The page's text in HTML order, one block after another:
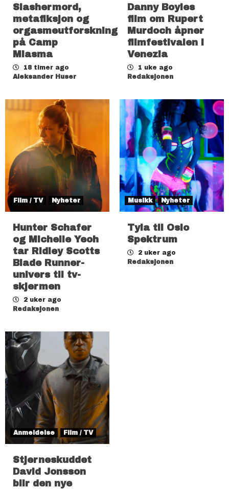
Slashermord,
metafiksjon og
orgasmeutforskning
på Camp
Miasma
18 timer ago
Aleksander Huser
Danny Boyles
film om Rupert
Murdoch åpner
filmfestivalen i
Venezia
1 uke ago
Redaksjonen
Film / TV Nyheter
Hunter Schafer
og Michelle Yeoh
tar Ridley Scotts
Blade Runner-
univers til tv-
skjermen
2 uker ago
Redaksjonen
Musikk Nyheter
Tyla til Oslo
Spektrum
2 uker ago
Redaksjonen
Anmeldelse Film / TV
Stjerneskuddet
David Jonsson
blir den nye